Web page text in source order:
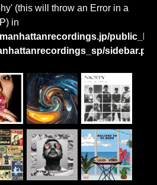
(this will throw an Error in a
in